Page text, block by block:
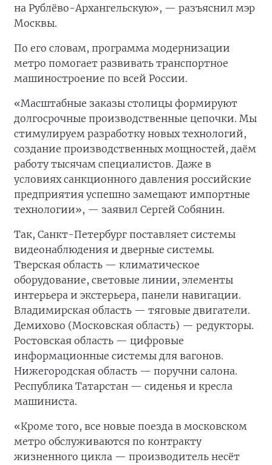
на Рублёво-Архангельскую», — разъяснил мэр
Москвы.
По его словам, программа модернизации
метро помогает развивать транспортное
машиностроение по всей России.
«Масштабные заказы столицы формируют
долгосрочные производственные цепочки. Мы
стимулируем разработку новых технологий,
создание производственных мощностей, даём
работу тысячам специалистов. Даже в
условиях санкционного давления российские
предприятия успешно замещают импортные
технологии», — заявил Сергей Собянин.
Так, Санкт-Петербург поставляет системы
видеонаблюдения и дверные системы.
Тверская область — климатическое
оборудование, световые линии, элементы
интерьера и экстерьера, панели навигации.
Владимирская область — тяговые двигатели.
Демихово (Московская область) — редукторы.
Ростовская область — цифровые
информационные системы для вагонов.
Нижегородская область — поручни салона.
Республика Татарстан — сиденья и кресла
машиниста.
«Кроме того, все новые поезда в московском
метро обслуживаются по контракту
жизненного цикла — производитель несёт